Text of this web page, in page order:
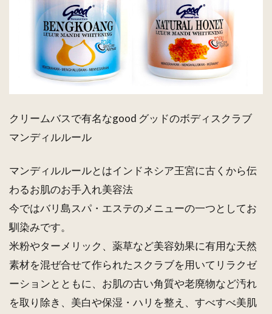
ト
クリームバスで有名なgood グッドのボディスクラブ
マンディルルール
マンディルルールとはインドネシア王宮に古くから伝
わるお肌のお手入れ美容法
今ではバリ島スパ・エステのメニューの一つとしてお
馴染みです。
米粉やターメリック、薬草など美容効果に有用な天然
素材を混ぜ合せて作られたスクラブを用いてリラクゼ
ーションとともに、お肌の古い角質や老廃物など汚れ
を取り除き、美白や保湿・ハリを整え、すべすべ美肌